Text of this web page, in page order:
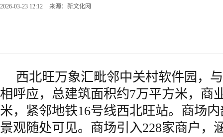
2026-03-23 12:12 来源：新文化网
西北旺万象汇毗邻中关村软件园，
相呼应，总建筑面积约7万平方米，商
米，紧邻地铁16号线西北旺站。商场
景观随处可见。商场引入228家商户，